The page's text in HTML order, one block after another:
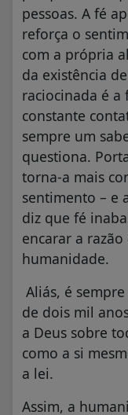
pessoas. A fé
reforça o
com a própria
da existência
raciocinada é a
constante
sempre um
questiona.
torna-a mais
sentimento – e
diz que fé
encarar a
humanidade.
Aliás, é
de dois mil
a Deus sobre
como a si
a lei.
Assim, a